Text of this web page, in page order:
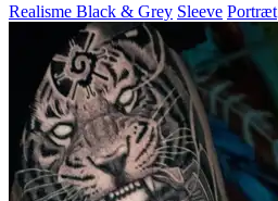
Realisme Black & Grey Sleeve Portræt